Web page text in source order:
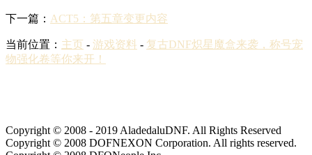
下一篇： ACT5：第五章变更内容
当前位置： 主页 - 游戏资料 - 复古DNF炽星魔盒来袭，称号宠
物强化卷等你来开！
Copyright © 2008 - 2019 AladedaluDNF. All Rights Reserved
Copyright © 2008 DOFNEXON Corporation. All rights reserved.